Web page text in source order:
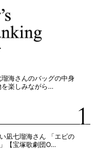
海さんのバッグの中身
を楽しみながら…
凪七瑠海さん 「エビの
【宝塚歌劇団O…